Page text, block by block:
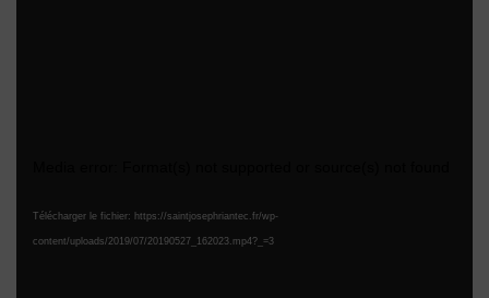
Télécharger le fichier: https://saintjosephriantec.fr/wp-
content/uploads/2019/07/20190527_162023.mp4?_=3